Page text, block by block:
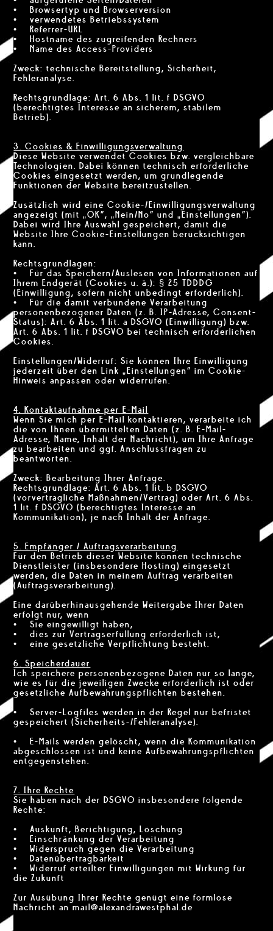
• Browsertyp und Browserversion
• verwendetes Betriebssystem
• Referrer-URL
• Hostname des zugreifenden Rechners
• Name des Access-Providers
Zweck: technische Bereitstellung, Sicherheit,
Fehleranalyse.
Rechtsgrundlage: Art. 6 Abs. 1 lit. f DSGVO
(berechtigtes Interesse an sicherem, stabilem
Betrieb).
3. Cookies & Einwilligungsverwaltung
Diese Website verwendet Cookies bzw. vergleichbare
Technologien. Dabei können technisch erforderliche
Cookies eingesetzt werden, um grundlegende
Funktionen der Website bereitzustellen.
Zusätzlich wird eine Cookie-/Einwilligungsverwaltung
angezeigt (mit „OK“, „Nein/No“ und „Einstellungen“).
Dabei wird Ihre Auswahl gespeichert, damit die
Website Ihre Cookie-Einstellungen berücksichtigen
kann.
Rechtsgrundlagen:
• Für das Speichern/Auslesen von Informationen auf
Ihrem Endgerät (Cookies u. ä.): § 25 TDDDG
(Einwilligung, sofern nicht unbedingt erforderlich).
• Für die damit verbundene Verarbeitung
personenbezogener Daten (z. B. IP-Adresse, Consent-
Status): Art. 6 Abs. 1 lit. a DSGVO (Einwilligung) bzw.
Art. 6 Abs. 1 lit. f DSGVO bei technisch erforderlichen
Cookies.
Einstellungen/Widerruf: Sie können Ihre Einwilligung
jederzeit über den Link „Einstellungen“ im Cookie-
Hinweis anpassen oder widerrufen.
4. Kontaktaufnahme per E-Mail
Wenn Sie mich per E-Mail kontaktieren, verarbeite ich
die von Ihnen übermittelten Daten (z. B. E-Mail-
Adresse, Name, Inhalt der Nachricht), um Ihre Anfrage
zu bearbeiten und ggf. Anschlussfragen zu
beantworten.
Zweck: Bearbeitung Ihrer Anfrage.
Rechtsgrundlage: Art. 6 Abs. 1 lit. b DSGVO
(vorvertragliche Maßnahmen/Vertrag) oder Art. 6 Abs.
1 lit. f DSGVO (berechtigtes Interesse an
Kommunikation), je nach Inhalt der Anfrage.
5. Empfänger / Auftragsverarbeitung
Für den Betrieb dieser Website können technische
Dienstleister (insbesondere Hosting) eingesetzt
werden, die Daten in meinem Auftrag verarbeiten
(Auftragsverarbeitung).
Eine darüberhinausgehende Weitergabe Ihrer Daten
erfolgt nur, wenn
• Sie eingewilligt haben,
• dies zur Vertragserfüllung erforderlich ist,
• eine gesetzliche Verpflichtung besteht.
6. Speicherdauer
Ich speichere personenbezogene Daten nur so lange,
wie es für die jeweiligen Zwecke erforderlich ist oder
gesetzliche Aufbewahrungspflichten bestehen.
• Server-Logfiles werden in der Regel nur befristet
gespeichert (Sicherheits-/Fehleranalyse).
• E-Mails werden gelöscht, wenn die Kommunikation
abgeschlossen ist und keine Aufbewahrungspflichten
entgegenstehen.
7. Ihre Rechte
Sie haben nach der DSGVO insbesondere folgende
Rechte:
• Auskunft, Berichtigung, Löschung
• Einschränkung der Verarbeitung
• Widerspruch gegen die Verarbeitung
• Datenübertragbarkeit
• Widerruf erteilter Einwilligungen mit Wirkung für
die Zukunft
Zur Ausübung Ihrer Rechte genügt eine formlose
Nachricht an mail@alexandrawestphal.de